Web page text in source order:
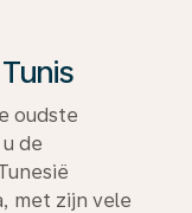
oudste
de
met zijn vele